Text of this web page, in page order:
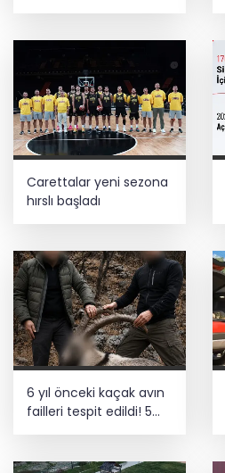
Carettalar yeni sezona
hırslı başladı
6 yıl önceki kaçak avın
failleri tespit edildi! 5
yaban keçisi için ceza